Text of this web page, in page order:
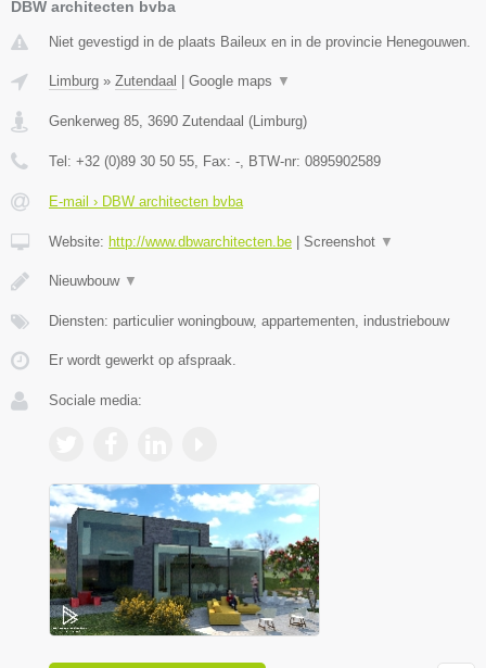
DBW architecten bvba
Niet gevestigd in de plaats Baileux en in de provincie Henegouwen.
Limburg » Zutendaal Google maps ▼
Genkerweg 85, 3690 Zutendaal (Limburg)
Tel: +32 (0)89 30 50 55, Fax: -, BTW-nr: 0895902589
E-mail › DBW architecten bvba
Website: http://www.dbwarchitecten.be Screenshot ▼
Nieuwbouw ▼
Diensten: particulier woningbouw, appartementen, industriebouw
Er wordt gewerkt op afspraak.
Sociale media: